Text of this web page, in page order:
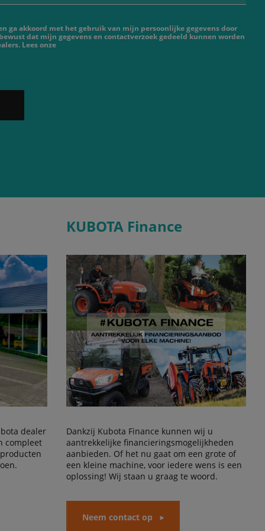
ga akkoord met het gebruik van mijn persoonlijke gegevens door
dat mijn gegevens en contactverzoek gedeeld kunnen worden
Lees onze
dealer
compleet
KUBOTA Finance
Dankzij Kubota Finance kunnen wij u
aantrekkelijke financieringsmogelijkheden
aanbieden. Of het nu gaat om een grote of
een kleine machine, voor iedere wens is een
oplossing! Wij staan u graag te woord.
Neem contact op